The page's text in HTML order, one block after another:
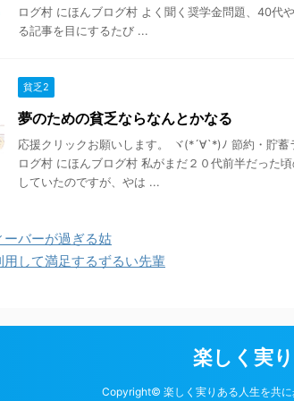
ログ村 にほんブログ村 よく聞く奨学金問題、40代
る記事を目にするたび ...
貧乏2
夢のための貧乏ならなんとかなる
応援クリックお願いします。 ヾ(*´∀`*)ﾉ 節約・貯
ログ村 にほんブログ村 私がまだ２０代前半だっ
していたのですが、やは ...
ーバーが過ぎる姑
用して満足するずるい先輩
楽しく実
Copyright© 楽しく実りある人生を共